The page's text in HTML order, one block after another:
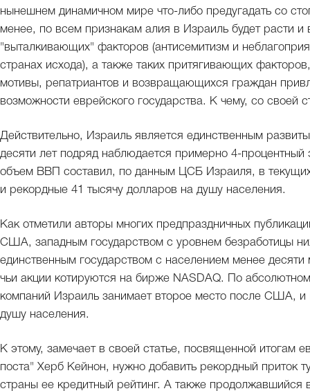
нынешнем динамичном мире что-либо предугадать со
менее, по всем признакам алия в Израиль будет расти
"выталкивающих" факторов (антисемитизм и
странах исхода), а также таких притягивающих
мотивы, репатриантов и возвращающихся граждан
возможности еврейского государства. К чему, со своей
Действительно, Израиль является единственным
десяти лет подряд наблюдается примерно 4-
объем ВВП составил, по данным ЦСБ Израиля, в
и рекордные 41 тысячу долларов на душу населения.
Как отметили авторы многих предпраздничных
США, западным государством с уровнем безработицы
единственным государством с населением менее
чьи акции котируются на бирже NASDAQ. По
компаний Израиль занимает второе место после США, и
душу населения.
К этому, замечает в своей статье, посвященной итогам
поста" Херб Кейнон, нужно добавить рекордный приток
страны ее кредитный рейтинг. А также продолжавшийся